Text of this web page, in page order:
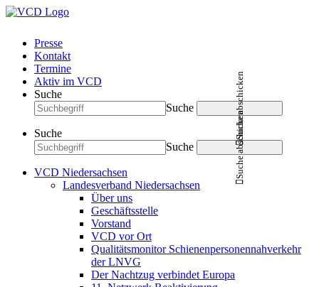
Presse
Kontakt
Termine
Aktiv im VCD
Suche
Suche
Suche abschicken
Suche
Suche
Suche abschicken
VCD Niedersachsen
Landesverband Niedersachsen
Über uns
Geschäftsstelle
Vorstand
VCD vor Ort
Qualitätsmonitor Schienenpersonennahverkehr
der LNVG
Der Nachtzug verbindet Europa